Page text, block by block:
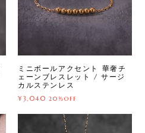
ミニボールアクセント 華奢チ
ェーンブレスレット / サージ
カルステンレス
¥3,040 20%OFF